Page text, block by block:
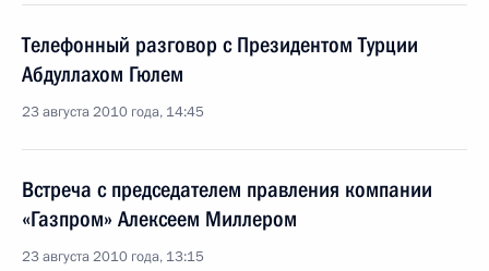
Телефонный разговор с Президентом Турции
Абдуллахом Гюлем
23 августа 2010 года, 14:45
Встреча с председателем правления компании
«Газпром» Алексеем Миллером
23 августа 2010 года, 13:15